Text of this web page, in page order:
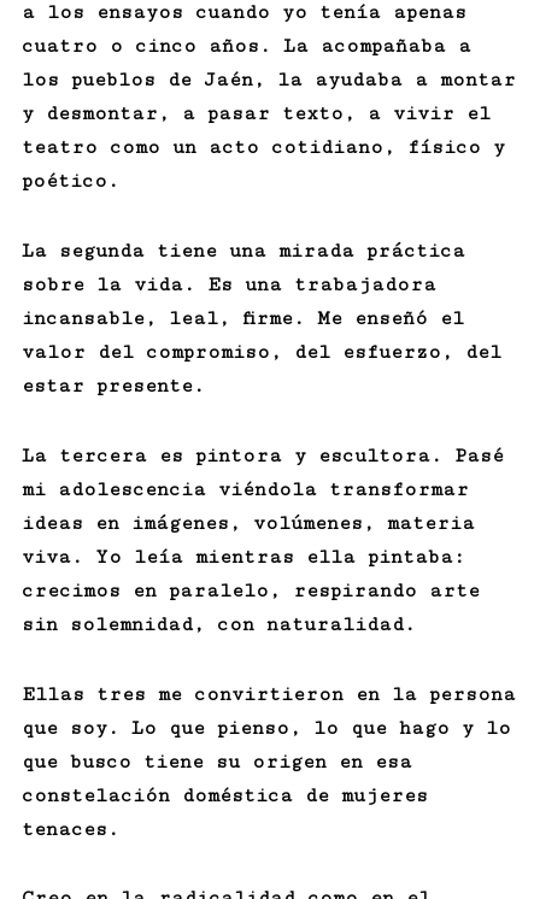
a los ensayos cuando yo tenía apenas
cuatro o cinco años. La acompañaba a
los pueblos de Jaén, la ayudaba a montar
y desmontar, a pasar texto, a vivir el
teatro como un acto cotidiano, físico y
poético.
La segunda tiene una mirada práctica
sobre la vida. Es una trabajadora
incansable, leal, firme. Me enseñó el
valor del compromiso, del esfuerzo, del
estar presente.
La tercera es pintora y escultora. Pasé
mi adolescencia viéndola transformar
ideas en imágenes, volúmenes, materia
viva. Yo leía mientras ella pintaba:
crecimos en paralelo, respirando arte
sin solemnidad, con naturalidad.
Ellas tres me convirtieron en la persona
que soy. Lo que pienso, lo que hago y lo
que busco tiene su origen en esa
constelación doméstica de mujeres
tenaces.